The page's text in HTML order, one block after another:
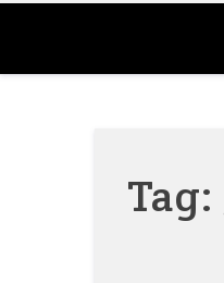
Tag: